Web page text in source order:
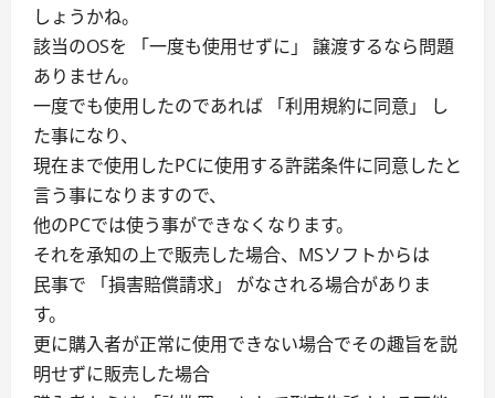
しょうかね。
該当のOSを 「一度も使用せずに」 譲渡するなら問題
ありません。
一度でも使用したのであれば 「利用規約に同意」 し
た事になり、
現在まで使用したPCに使用する許諾条件に同意したと
言う事になりますので、
他のPCでは使う事ができなくなります。
それを承知の上で販売した場合、MSソフトからは
民事で 「損害賠償請求」 がなされる場合がありま
す。
更に購入者が正常に使用できない場合でその趣旨を説
明せずに販売した場合